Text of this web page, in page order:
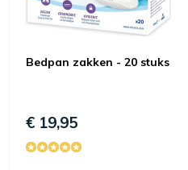
Bedpan zakken - 20 stuks
€ 19,95